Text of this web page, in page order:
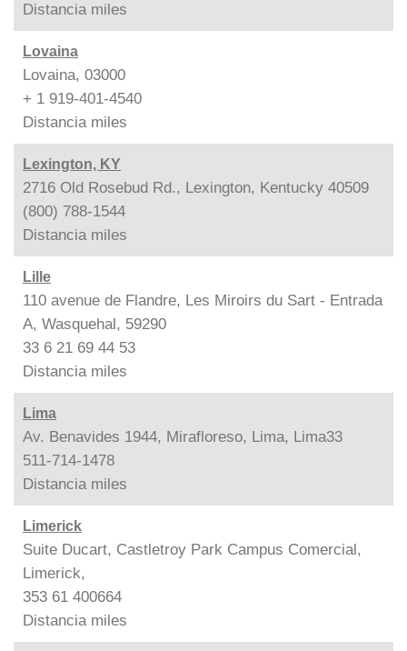
Distancia miles
Lovaina
Lovaina, 03000
+ 1 919-401-4540
Distancia miles
Lexington, KY
2716 Old Rosebud Rd., Lexington, Kentucky 40509
(800) 788-1544
Distancia miles
Lille
110 avenue de Flandre, Les Miroirs du Sart - Entrada
A, Wasquehal, 59290
33 6 21 69 44 53
Distancia miles
Lima
Av. Benavides 1944, Mirafloreso, Lima, Lima33
511-714-1478
Distancia miles
Limerick
Suite Ducart, Castletroy Park Campus Comercial,
Limerick,
353 61 400664
Distancia miles